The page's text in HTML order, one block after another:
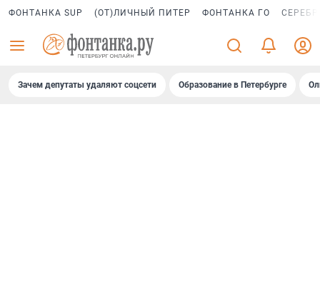
ФОНТАНКА SUP (ОТ)ЛИЧНЫЙ ПИТЕР ФОНТАНКА ГО
Зачем депутаты удаляют соцсети Образование в Петербурге